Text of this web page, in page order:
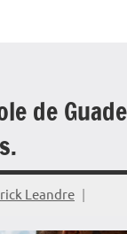
de
Leandre